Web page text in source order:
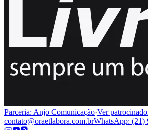
Parceria: Anjo Comunicação·Ver
contato@oraetlabora.com.brWhatsApp: (21)